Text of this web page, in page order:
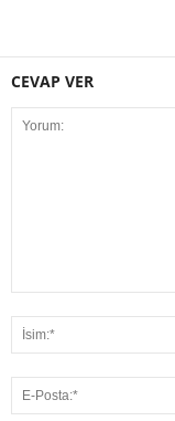
CEVAP VER